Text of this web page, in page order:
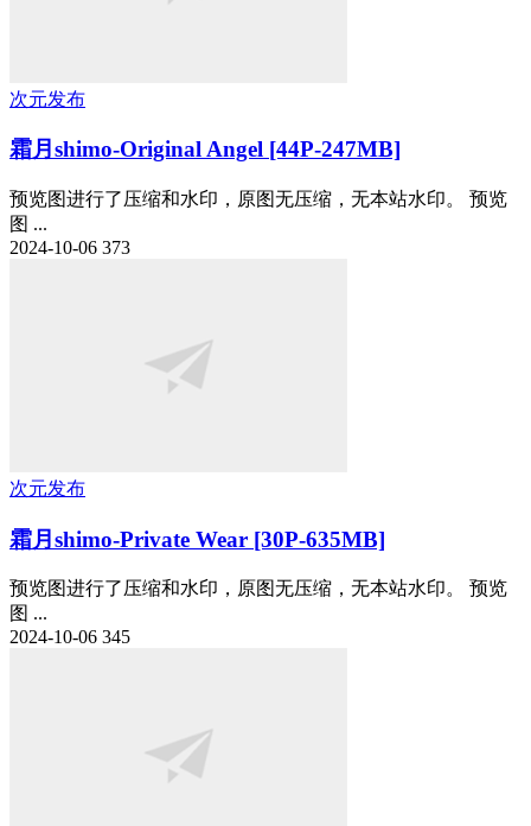
次元发布
霜月shimo-Original Angel [44P-247MB]
预览图进行了压缩和水印，原图无压缩，无本站水印。 预览
图 ...
2024-10-06 373
次元发布
霜月shimo-Private Wear [30P-635MB]
预览图进行了压缩和水印，原图无压缩，无本站水印。 预览
图 ...
2024-10-06 345